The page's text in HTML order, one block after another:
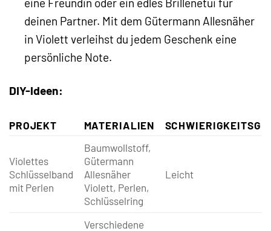
deinen Partner. Mit dem Gütermann Allesnäher
in Violett verleihst du jedem Geschenk eine
persönliche Note.
DIY-Ideen:
PROJEKT MATERIALIEN
Violettes
Schlüsselband
mit Perlen
Baumwollstoff,
Gütermann
Allesnäher
Violett, Perlen,
Schlüsselring
Leicht
Verschiedene